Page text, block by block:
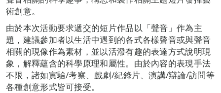
術創意。
由於本次活動要求遞交的短片作品以「聲音」作為主
題，建議參加者以生活中遇到的各式各樣聲音或與聲音
相關的現像作為素材，並以活潑有趣的表達方式說明現
象，解釋蘊含的科學原理和屬性。由於內容的表現手法
不限，諸如實驗/考察、戲劇/紀錄片、演講/辯論/訪問等
各種創意形式皆可接受。